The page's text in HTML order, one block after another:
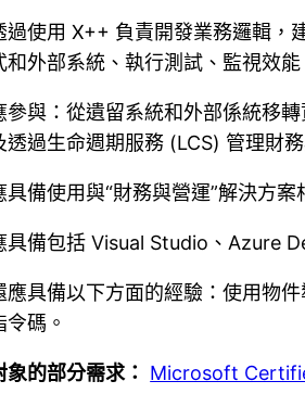
過使用 X++ 負責開發業務邏輯，
和外部系統、執行測試、監視效
參與：從遺留系統和外部係統移
透過生命週期服務 (LCS) 管理財
具備使用與“財務與營運”解決方
具備包括 Visual Studio、Azure
應具備以下方面的經驗：使用物
碼。
的部分需求： Microsoft